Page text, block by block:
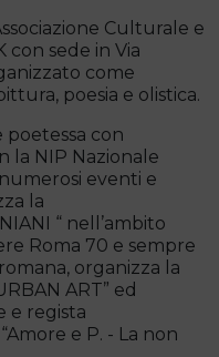
Culturale e
con sede in Via
come
poesia e olistica.
poetessa con
la NIP Nazionale
eventi e
la
“ nell’ambito
Roma 70 e sempre
organizza la
ART” ed
e regista
e P. - La non